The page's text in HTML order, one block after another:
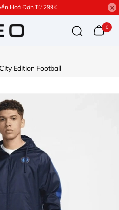
Hoá Đơn Từ 299K
0
Edition Football